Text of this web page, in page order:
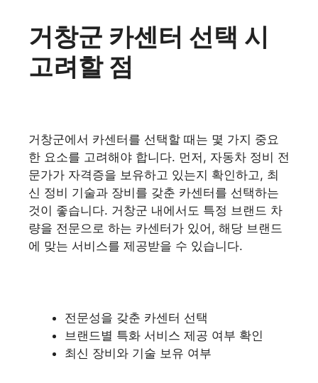
거창군 카센터 선택 시
고려할 점
거창군에서 카센터를 선택할 때는 몇 가지 중요
한 요소를 고려해야 합니다. 먼저, 자동차 정비 전
문가가 자격증을 보유하고 있는지 확인하고, 최
신 정비 기술과 장비를 갖춘 카센터를 선택하는
것이 좋습니다. 거창군 내에서도 특정 브랜드 차
량을 전문으로 하는 카센터가 있어, 해당 브랜드
에 맞는 서비스를 제공받을 수 있습니다.
전문성을 갖춘 카센터 선택
브랜드별 특화 서비스 제공 여부 확인
최신 장비와 기술 보유 여부